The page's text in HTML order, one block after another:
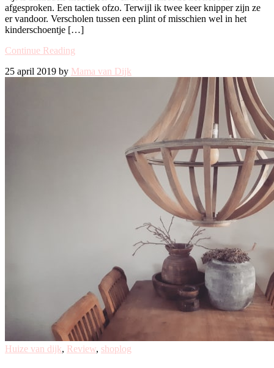
afgesproken. Een tactiek ofzo. Terwijl ik twee keer knipper zijn ze
er vandoor. Verscholen tussen een plint of misschien wel in het
kinderschoentje […]
Continue Reading
25 april 2019 by Mama van Dijk
Huize van dijk, Review, shoplog